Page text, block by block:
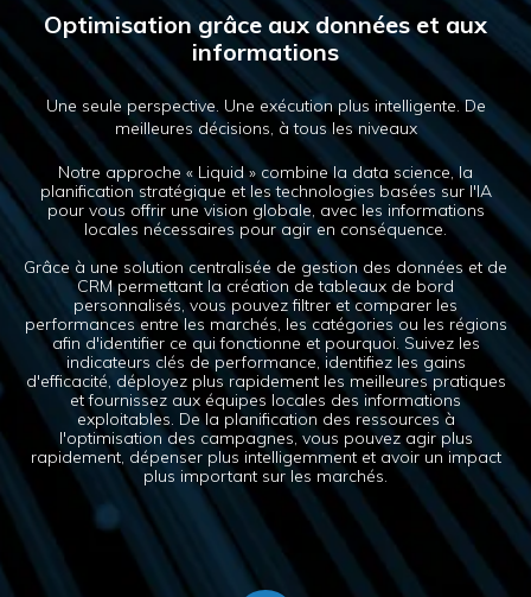
Optimisation grâce aux données et aux
informations
Une seule perspective. Une exécution plus intelligente. De
meilleures décisions, à tous les niveaux
Notre approche « Liquid » combine la data science, la
planification stratégique et les technologies basées sur l'IA
pour vous offrir une vision globale, avec les informations
locales nécessaires pour agir en conséquence.
Grâce à une solution centralisée de gestion des données et de
CRM permettant la création de tableaux de bord
personnalisés, vous pouvez filtrer et comparer les
performances entre les marchés, les catégories ou les régions
afin d'identifier ce qui fonctionne et pourquoi. Suivez les
indicateurs clés de performance, identifiez les gains
d'efficacité, déployez plus rapidement les meilleures pratiques
et fournissez aux équipes locales des informations
exploitables. De la planification des ressources à
l'optimisation des campagnes, vous pouvez agir plus
rapidement, dépenser plus intelligemment et avoir un impact
plus important sur les marchés.